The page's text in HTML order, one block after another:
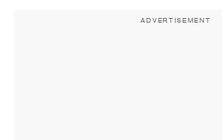
ADVERTISEMENT